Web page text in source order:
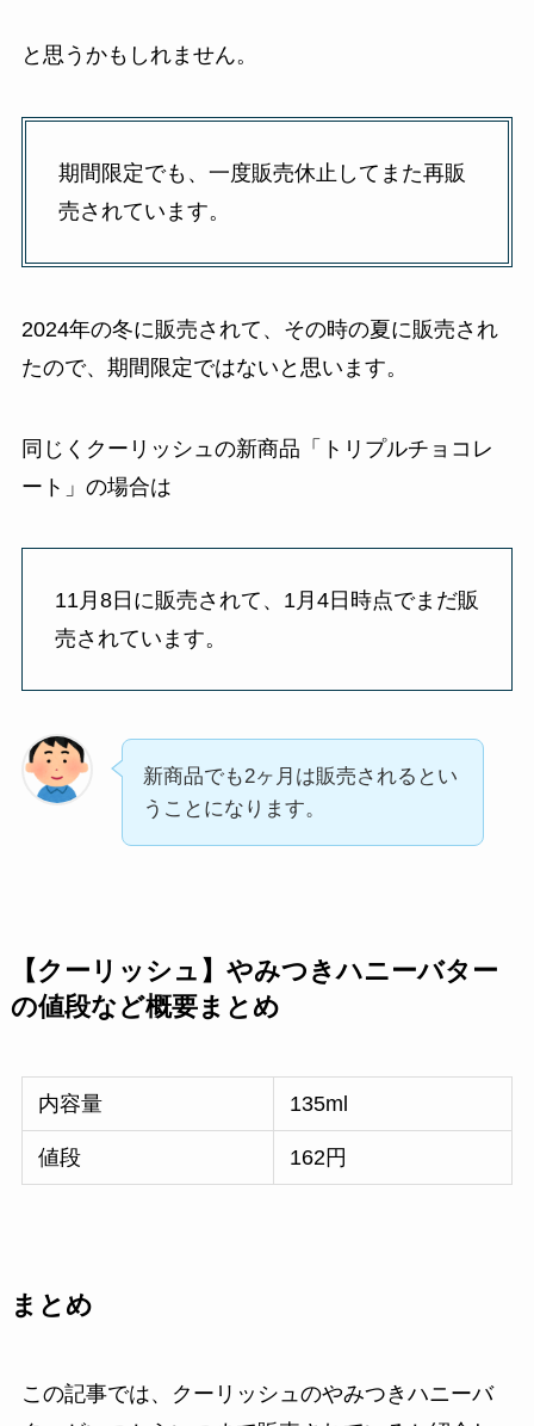
と思うかもしれません。
期間限定でも、一度販売休止してまた再販
売されています。
2024年の冬に販売されて、その時の夏に販売され
たので、期間限定ではないと思います。
同じくクーリッシュの新商品「トリプルチョコレ
ート」の場合は
11月8日に販売されて、1月4日時点でまだ販
売されています。
新商品でも2ヶ月は販売されるとい
うことになります。
【クーリッシュ】やみつきハニーバター
の値段など概要まとめ
内容量 135ml
値段 162円
まとめ
この記事では、クーリッシュのやみつきハニーバ